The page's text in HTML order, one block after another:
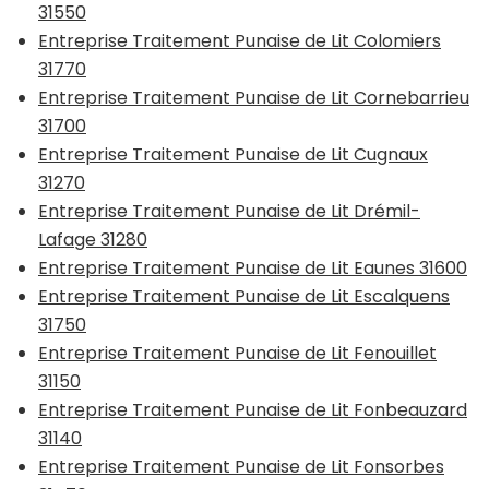
31550
Entreprise Traitement Punaise de Lit Colomiers
31770
Entreprise Traitement Punaise de Lit Cornebarrieu
31700
Entreprise Traitement Punaise de Lit Cugnaux
31270
Entreprise Traitement Punaise de Lit Drémil-
Lafage 31280
Entreprise Traitement Punaise de Lit Eaunes 31600
Entreprise Traitement Punaise de Lit Escalquens
31750
Entreprise Traitement Punaise de Lit Fenouillet
31150
Entreprise Traitement Punaise de Lit Fonbeauzard
31140
Entreprise Traitement Punaise de Lit Fonsorbes